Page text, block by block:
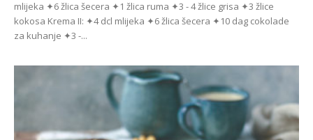
mlijeka ✦6 žlica šecera ✦1 žlica ruma ✦3 - 4 žlice grisa ✦3 žlice
kokosa Krema II: ✦4 dcl mlijeka ✦6 žlica šecera ✦10 dag cokolade
za kuhanje ✦3 -...